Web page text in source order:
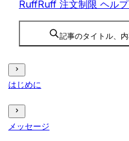
RuffRuff 注文制限 ヘル
記事のタイトル、
はじめに
メッセージ